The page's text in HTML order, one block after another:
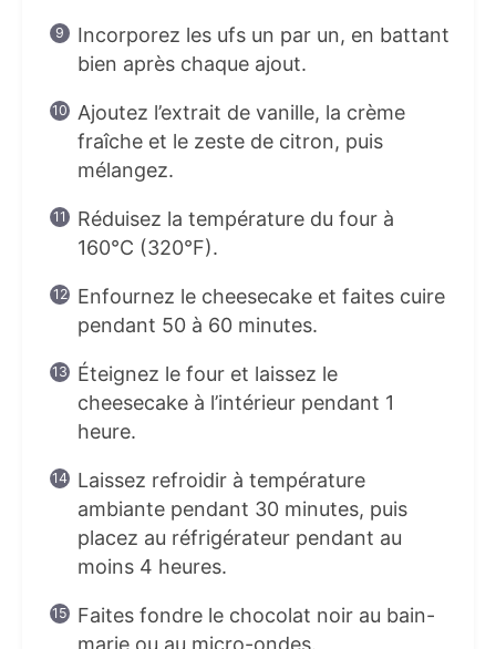
Incorporez les ufs un par un, en battant
bien après chaque ajout.
Ajoutez l’extrait de vanille, la crème
fraîche et le zeste de citron, puis
mélangez.
Réduisez la température du four à
160°C (320°F).
Enfournez le cheesecake et faites cuire
pendant 50 à 60 minutes.
Éteignez le four et laissez le
cheesecake à l’intérieur pendant 1
heure.
Laissez refroidir à température
ambiante pendant 30 minutes, puis
placez au réfrigérateur pendant au
moins 4 heures.
Faites fondre le chocolat noir au bain-
marie ou au micro-ondes.